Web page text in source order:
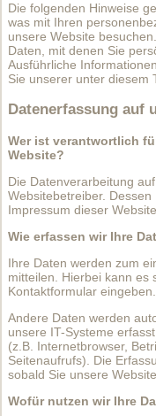
Die folgenden Hinweise
was mit Ihren
unsere Website
Daten, mit denen Sie
Ausführliche
Sie unserer unter diesem
Datenerfassung auf
Wer ist verantwortlich
Website?
Die Datenverarbeitung
Websitebetreiber.
Impressum dieser
Wie erfassen wir Ihre
Ihre Daten werden zum
mitteilen. Hierbei kann es
Kontaktformular eingeben.
Andere Daten werden
unsere IT-Systeme
(z.B. Internetbrowser,
Seitenaufrufs). Die
sobald Sie unsere
Wofür nutzen wir Ihre